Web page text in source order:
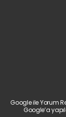
Google ile Yorum
Google’a